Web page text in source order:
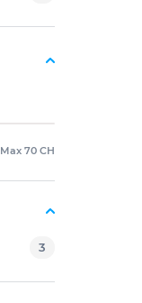
Max 70 CH
3